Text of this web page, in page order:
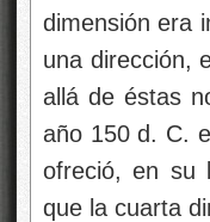
dimensión era
una dirección,
allá de éstas
año 150 d. C.
ofreció, en su
que la cuarta